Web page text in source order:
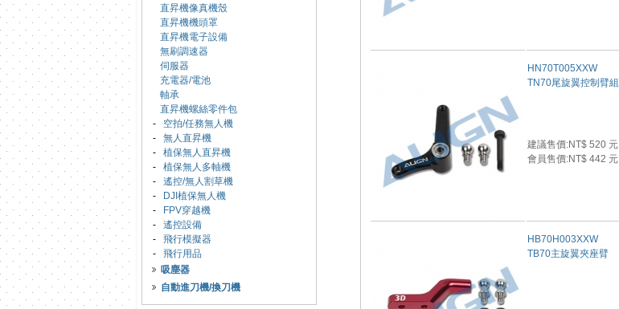
直昇機像真機殼
直昇機機頭罩
直昇機電子設備
無刷調速器
伺服器
充電器/電池
軸承
直昇機螺絲零件包
- 空拍/任務無人機
- 無人直昇機
- 植保無人直昇機
- 植保無人多軸機
- 遙控/無人割草機
-
DJI植保無人機
-
FPV穿越機
- 遙控設備
- 飛行模擬器
- 飛行用品
吸塵器
自動進刀機/換刀機
HN70T005XXW
TN70尾旋翼控制臂組
建議售價:NT$ 520 元
會員售價:NT$ 442 元
HB70H003XXW
TB70主旋翼夾座臂